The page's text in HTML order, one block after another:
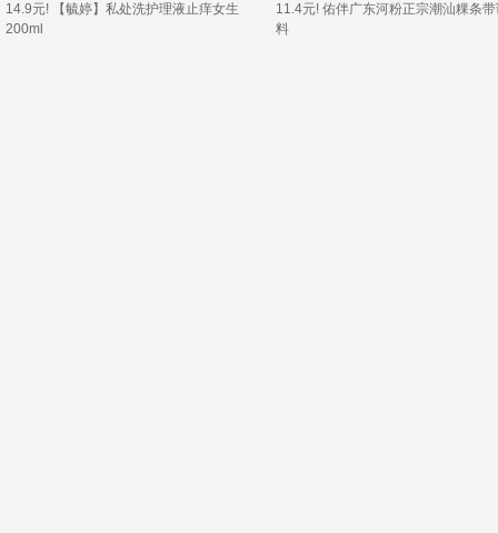
14.9元! 【毓婷】私处洗护理液止痒女生
200ml
11.4元! 佑伴广东河粉正宗潮汕粿条
料